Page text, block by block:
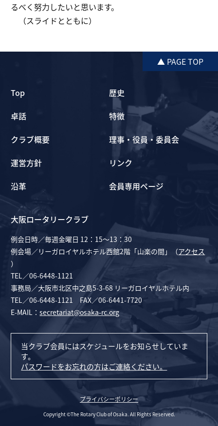
るべく努力したいと思います。
（スライドとともに）
▲ PAGE TOP
Top
卓話
クラブ概要
運営方針
沿革
歴史
特徴
理事・役員・委員会
リンク
会員専用ページ
大阪ロータリークラブ
例会日時／毎週金曜日 12：15～13：30
例会場／リーガロイヤルホテル西館2階「山楽の間」（アクセス
）
TEL／06-6448-1121
事務局／大阪市北区中之島5-3-68 リーガロイヤルホテル内
TEL／06-6448-1121 FAX／06-6441-7720
E-MAIL：secretariat@osaka-rc.org
当クラブ会員にはスケジュールをお知らせしていま
す。
パスワードをお忘れの方はご連絡ください。
プライバシーポリシー
Copyright ©The Rotary Club of Osaka. All Rights Reserved.